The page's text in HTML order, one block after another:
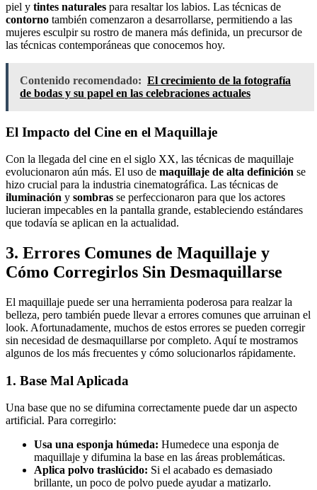
piel y tintes naturales para resaltar los labios. Las técnicas de
contorno también comenzaron a desarrollarse, permitiendo a las
mujeres esculpir su rostro de manera más definida, un precursor de
las técnicas contemporáneas que conocemos hoy.
Contenido recomendado: El crecimiento de la fotografía
de bodas y su papel en las celebraciones actuales
El Impacto del Cine en el Maquillaje
Con la llegada del cine en el siglo XX, las técnicas de maquillaje
evolucionaron aún más. El uso de maquillaje de alta definición se
hizo crucial para la industria cinematográfica. Las técnicas de
iluminación y sombras se perfeccionaron para que los actores
lucieran impecables en la pantalla grande, estableciendo estándares
que todavía se aplican en la actualidad.
3. Errores Comunes de Maquillaje y
Cómo Corregirlos Sin Desmaquillarse
El maquillaje puede ser una herramienta poderosa para realzar la
belleza, pero también puede llevar a errores comunes que arruinan el
look. Afortunadamente, muchos de estos errores se pueden corregir
sin necesidad de desmaquillarse por completo. Aquí te mostramos
algunos de los más frecuentes y cómo solucionarlos rápidamente.
1. Base Mal Aplicada
Una base que no se difumina correctamente puede dar un aspecto
artificial. Para corregirlo:
Usa una esponja húmeda: Humedece una esponja de
maquillaje y difumina la base en las áreas problemáticas.
Aplica polvo traslúcido: Si el acabado es demasiado
brillante, un poco de polvo puede ayudar a matizarlo.